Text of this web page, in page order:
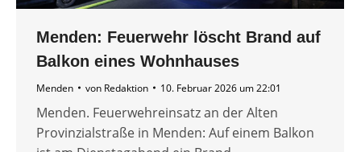
Menden: Feuerwehr löscht Brand auf
Balkon eines Wohnhauses
Menden von Redaktion 10. Februar 2026 um 22:01
Menden. Feuerwehreinsatz an der Alten
Provinzialstraße in Menden: Auf einem Balkon